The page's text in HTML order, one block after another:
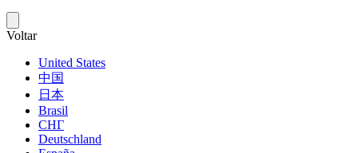
Voltar
United States
中国
日本
Brasil
СНГ
Deutschland